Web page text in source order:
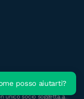
unico socio soggetta a
posso aiutarti?